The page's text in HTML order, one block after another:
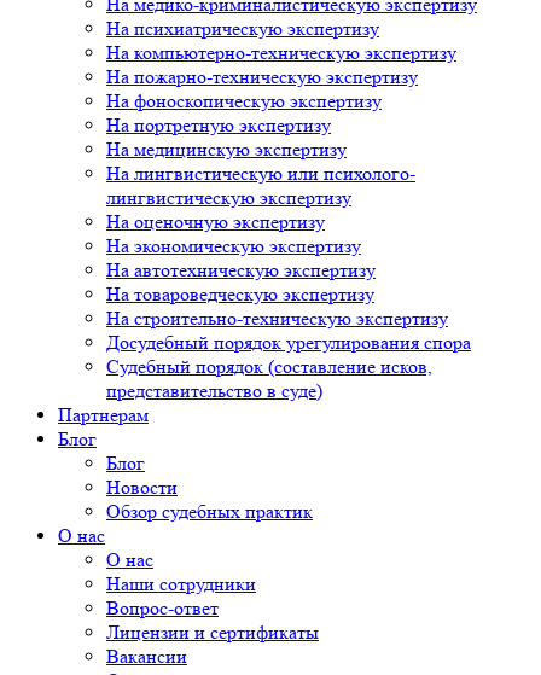
На психиатрическую экспертизу
На компьютерно-техническую экспертизу
На пожарно-техническую экспертизу
На фоноскопическую экспертизу
На портретную экспертизу
На медицинскую экспертизу
На лингвистическую или психолого-
лингвистическую экспертизу
На оценочную экспертизу
На экономическую экспертизу
На автотехническую экспертизу
На товароведческую экспертизу
На строительно-техническую экспертизу
Досудебный порядок урегулирования спора
Судебный порядок (составление исков,
представительство в суде)
Партнерам
Блог
Блог
Новости
Обзор судебных практик
О нас
О нас
Наши сотрудники
Вопрос-ответ
Лицензии и сертификаты
Вакансии